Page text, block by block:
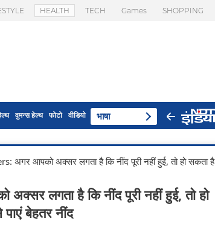
HEALTH TECH Games SHOPPING
वुमन्स हेल्थ फोटो वीडियो भाषा
अगर आपको अक्सर लगता है कि नींद पूरी नहीं हुई, तो हो सकता है
लगता है कि नींद पूरी नहीं हुई, तो हो
बेहतर नींद